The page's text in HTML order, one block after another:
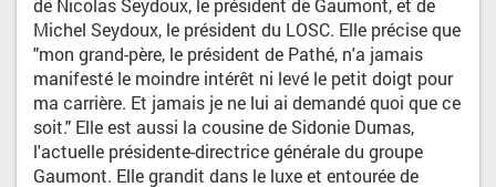
de Nicolas Seydoux, le président de Gaumont, et de
Michel Seydoux, le président du LOSC. Elle précise que
"mon grand-père, le président de Pathé, n'a jamais
manifesté le moindre intérêt ni levé le petit doigt pour
ma carrière. Et jamais je ne lui ai demandé quoi que ce
soit." Elle est aussi la cousine de Sidonie Dumas,
l'actuelle présidente-directrice générale du groupe
Gaumont. Elle grandit dans le luxe et entourée de